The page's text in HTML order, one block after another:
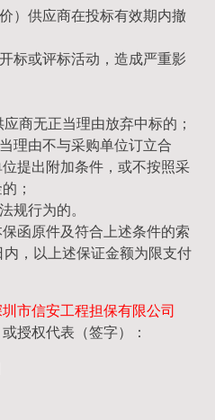
）供应商在投标有效期内撤
标或评标活动，造成严重影
商无正当理由放弃中标的；
理由不与采购单位订立合
提出附加条件，或不按照采
；
规行为的。
函原件及符合上述条件的索
，以上述保证金额为限支付
市信安工程担保有限公司
授权代表（签字）：